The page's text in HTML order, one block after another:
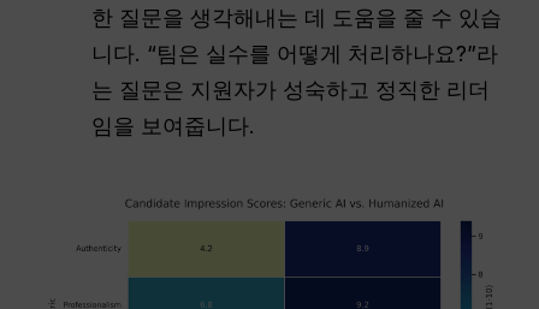
한 질문을 생각해내는 데 도움을 줄 수 있습
니다. “팀은 실수를 어떻게 처리하나요?”라
는 질문은 지원자가 성숙하고 정직한 리더
임을 보여줍니다.